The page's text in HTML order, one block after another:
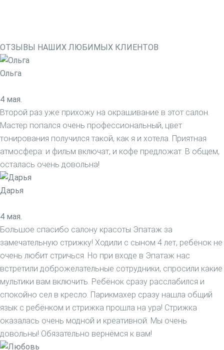
ОТЗЫВЫ НАШИХ ЛЮБИМЫХ КЛИЕНТОВ
Ольга
4 мая.
Второй раз уже прихожу на окрашивание в этот салон.
Мастер попался очень профессиональный, цвет
тонирования получился такой, как я и хотела. Приятная
атмосфера: и фильм включат, и кофе предложат. В общем,
осталась очень довольна!
Дарья
4 мая.
Большое спасибо салону красоты Эпатаж за
замечательную стрижку! Ходили с сыном 4 лет, ребёнок не
очень любит стричься. Но при входе в Эпатаж нас
встретили доброжелательные сотрудники, спросили какие
мультики вам включить. Ребёнок сразу расслабился и
спокойно сел в кресло. Парикмахер сразу нашла общий
язык с ребёнком и стрижка прошла на ура! Стрижка
оказалась очень модной и креативной. Мы очень
довольны! Обязательно вернёмся к вам!